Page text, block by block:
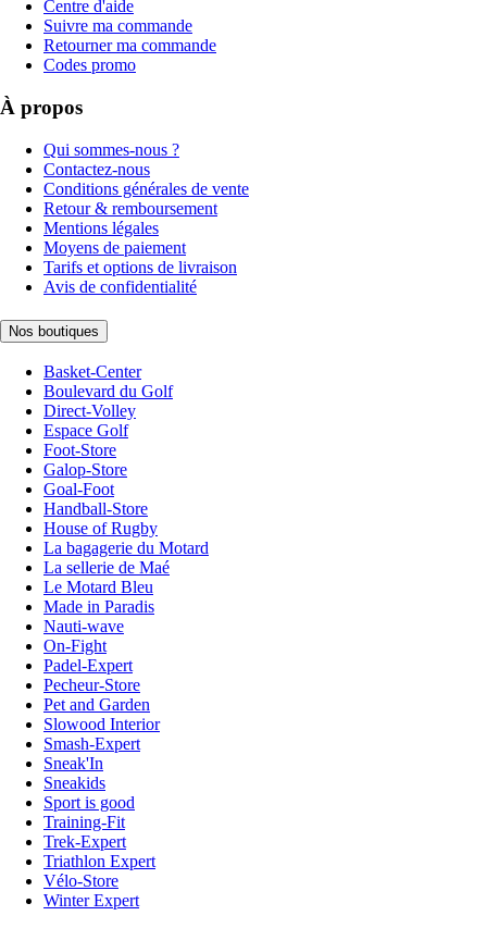
Centre d'aide
Suivre ma commande
Retourner ma commande
Codes promo
À propos
Qui sommes-nous ?
Contactez-nous
Conditions générales de vente
Retour & remboursement
Mentions légales
Moyens de paiement
Tarifs et options de livraison
Avis de confidentialité
Nos boutiques
Basket-Center
Boulevard du Golf
Direct-Volley
Espace Golf
Foot-Store
Galop-Store
Goal-Foot
Handball-Store
House of Rugby
La bagagerie du Motard
La sellerie de Maé
Le Motard Bleu
Made in Paradis
Nauti-wave
On-Fight
Padel-Expert
Pecheur-Store
Pet and Garden
Slowood Interior
Smash-Expert
Sneak'In
Sneakids
Sport is good
Training-Fit
Trek-Expert
Triathlon Expert
Vélo-Store
Winter Expert